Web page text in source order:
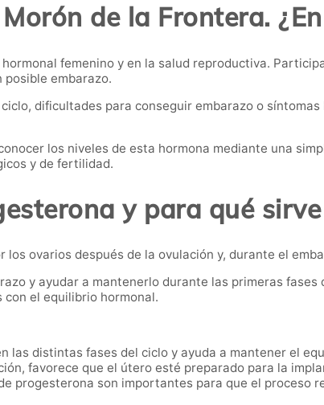
de la Frontera.
femenino y en la salud reproductiva.
embarazo.
dificultades para conseguir embarazo o
los niveles de esta hormona mediante una
y de fertilidad.
y para qué sirve
ovarios después de la ovulación y, durante el
y ayudar a mantenerlo durante las primeras fases
el equilibrio hormonal.
las distintas fases del ciclo y ayuda a mantener el
favorece que el útero esté preparado para la
progesterona son importantes para que el proceso